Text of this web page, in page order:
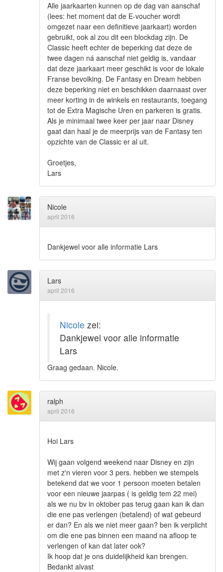
Alle jaarkaarten kunnen op de dag van aanschaf
(lees: het moment dat de E-voucher wordt
omgezet naar een definitieve jaarkaart) worden
gebruikt, ook al zou dit een blockdag zijn. De
Classic heeft echter de beperking dat deze de
twee dagen ná aanschaf niet geldig is, vandaar
dat deze jaarkaart meer geschikt is voor de lokale
Franse bevolking. De Fantasy en Dream hebben
deze beperking niet en beschikken daarnaast over
meer korting in de winkels en restaurants, toegang
tot de Extra Magische Uren en parkeren is gratis.
Als je minimaal twee keer per jaar naar Disney
gaat dan haal je de meerprijs van de Fantasy ten
opzichte van de Classic er al uit.
Groetjes,
Lars
Nicole
april 2016
Dankjewel voor alle informatie Lars
Lars
april 2016
Nicole zei:
Dankjewel voor alle informatie
Lars
Graag gedaan. Nicole.
ralph
april 2016
Hoi Lars
Wij gaan volgend weekend naar Disney en zijn
met z'n vieren voor 3 pers. hebben we stempels
betekend dat we voor 1 persoon moeten betalen
voor een nieuwe jaarpas ( is geldig tem 22 mei)
als we nu bv in oktober pas terug gaan kan ik dan
die ene pas verlengen (betalend) of wat gebeurd
er dan? En als we niet meer gaan? ben ik verplicht
om die ene pas binnen een maand na afloop te
verlengen of kan dat later ook?
Ik hoop dat je ons duidelijkheid kan brengen.
Bedankt alvast